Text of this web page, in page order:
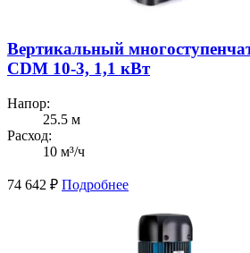
Вертикальный
CDM 10-3, 1,1 кВт
Напор:
25.5 м
Расход:
10 м³/ч
74 642 ₽ Подробнее